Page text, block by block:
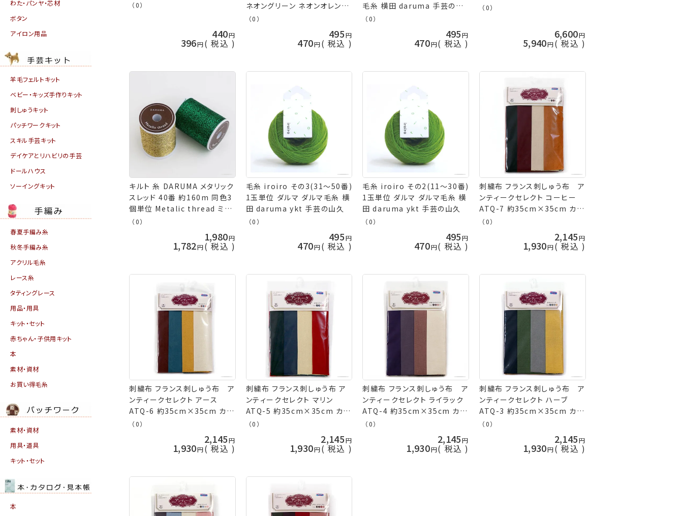
わた・パンヤ・芯材
ボタン
アイロン用品
羊毛フェルトキット
ベビー・キッズ手作りキット
刺しゅうキット
パッチワークキット
スキル手芸キット
デイケアとリハビリの手芸
ドールハウス
ソーイングキット
春夏手編み糸
秋冬手編み糸
アクリル毛糸
レース糸
タティングレース
用品・用具
キット・セット
赤ちゃん・子供用キット
本
素材・資材
お買い得毛糸
素材・資材
用具・道具
キット・セット
本
糸 -2 横田 手芸の山久
（0）
440
396 税込
ネオングリーン ネオンオレンジ
ネオンピンク 蛍光 ネオンカラ
田 daruma 手芸の山久
（0）
495
470 税込
毛糸 横田 daruma 手芸の山
久
（0）
495
470 税込
（0）
6,600
5,940 税込
キルト 糸 DARUMA メタリック
スレッド 40番 約160m 同色3
個単位 Metalic thread ミシ
ン糸 キルティング オーバーロ
（0）
1,980
1,782 税込
毛糸 iroiro その3(31～50番)
1玉単位 ダルマ ダルマ毛糸 横
田 daruma ykt 手芸の山久
（0）
495
470 税込
毛糸 iroiro その2(11～30番)
1玉単位 ダルマ ダルマ毛糸 横
田 daruma ykt 手芸の山久
（0）
495
470 税込
刺繍布 フランス刺しゅう布 ア
ンティークセレクト コーヒー
ATQ-7 約35cm×35cm カッ
トクロス 日本製 ネコポス可 オ
（0）
2,145
1,930 税込
刺繍布 フランス刺しゅう布 ア
ンティークセレクト アース
ATQ-6 約35cm×35cm カッ
トクロス 日本製 ネコポス可 オ
（0）
2,145
1,930 税込
刺繍布 フランス刺しゅう布 ア
ンティークセレクト マリン
ATQ-5 約35cm×35cm カッ
トクロス 日本製 ネコポス可 オ
（0）
2,145
1,930 税込
刺繍布 フランス刺しゅう布 ア
ンティークセレクト ライラック
ATQ-4 約35cm×35cm カッ
トクロス 日本製 ネコポス可 オ
（0）
2,145
1,930 税込
刺繍布 フランス刺しゅう布 ア
ンティークセレクト ハーブ
ATQ-3 約35cm×35cm カッ
トクロス 日本製 ネコポス可 オ
（0）
2,145
1,930 税込